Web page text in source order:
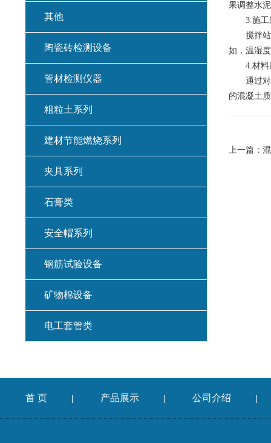
果调整水
3.施工
搅拌站的
如，温湿
4.材料
通过对原
的混凝土
上一篇：
其他
陶瓷砖检测设备
管材检测仪器
粗粒土系列
建材节能燃烧系列
夹具系列
石膏类
安全帽系列
钢筋试验设备
矿物棉设备
电工套管类
首 页 | 产品展示 | 公司介绍 |